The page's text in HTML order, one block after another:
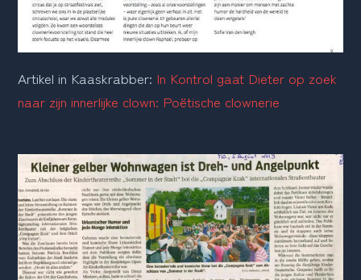
Artikel in Kaaskrabber: In Kontrol gaat Dieter op zoek
naar zijn innerlijke clown: Poëtische clownerie